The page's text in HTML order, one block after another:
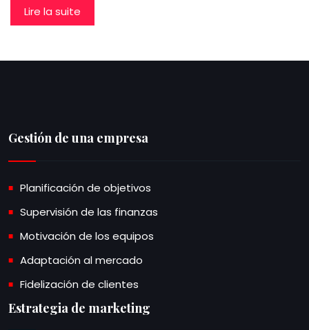
Lire la suite
Gestión de una empresa
Planificación de objetivos
Supervisión de las finanzas
Motivación de los equipos
Adaptación al mercado
Fidelización de clientes
Estrategia de marketing